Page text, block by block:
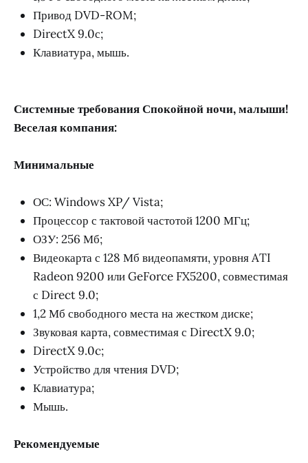
Привод DVD-ROM;
DirectX 9.0с;
Клавиатура, мышь.
Системные требования Спокойной ночи, малыши!
Веселая компания:
Минимальные
ОС: Windows XP/ Vista;
Процессор с тактовой частотой 1200 МГц;
ОЗУ: 256 Мб;
Видеокарта с 128 Мб видеопамяти, уровня ATI
Radeon 9200 или GeForce FX5200, совместимая
с Direct 9.0;
1,2 Мб свободного места на жестком диске;
Звуковая карта, совместимая с DirectX 9.0;
DirectX 9.0c;
Устройство для чтения DVD;
Клавиатура;
Мышь.
Рекомендуемые